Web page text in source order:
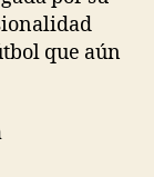
que aún